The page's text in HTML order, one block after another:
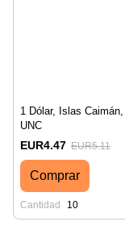
1 Dólar, Islas
UNC
EUR4.47 EUR5.11
Comprar
Cantidad 10